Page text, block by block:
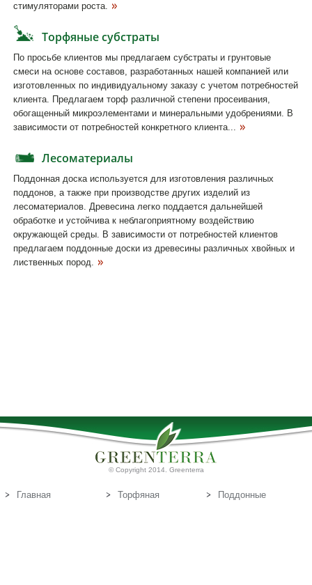
стимуляторами роста.
Торфяные субстраты
По просьбе клиентов мы предлагаем субстраты и грунтовые
смеси на основе составов, разработанных нашей компанией или
изготовленных по индивидуальному заказу с учетом потребностей
клиента. Предлагаем торф различной степени просеивания,
обогащенный микроэлементами и минеральными удобрениями. В
зависимости от потребностей конкретного клиента...
Лесоматериалы
Поддонная доска используется для изготовления различных
поддонов, а также при производстве других изделий из
лесоматериалов. Древесина легко поддается дальнейшей
обработке и устойчива к неблагоприятному воздействию
окружающей среды. В зависимости от потребностей клиентов
предлагаем поддонные доски из древесины различных хвойных и
лиственных пород.
© Copyright 2014. Greenterra
Главная
Торфяная
Поддонные